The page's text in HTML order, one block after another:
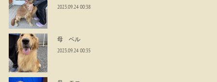
2023.09.24 00:38
母 ベル
2023.09.24 00:35